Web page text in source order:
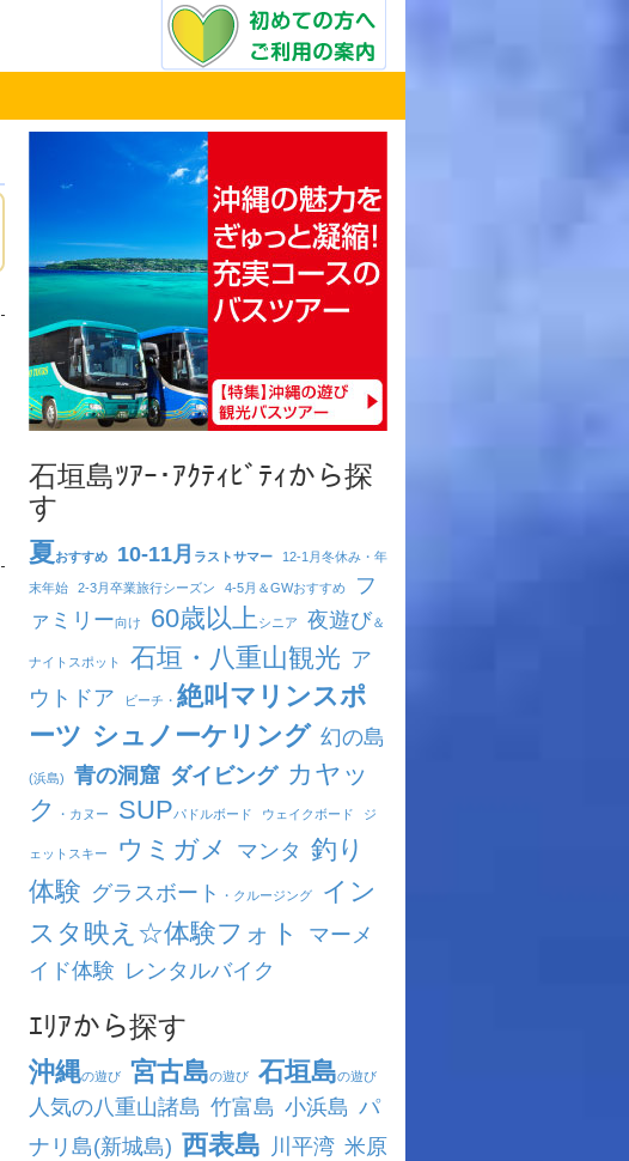
石垣島ﾂｱｰ･ｱｸﾃｨﾋﾞﾃｨから探
す
夏おすすめ 10-11月 ラストサマー 12-1月冬休み・年
末年始 2-3月卒業旅行シーズン 4-5月 ＆GWおすすめ
フ
ァミリー向け 60歳以上シニア 夜遊び＆
ナイトスポット 石垣・八重山観光 ア
ウトドア
ビーチ・ 絶叫マリンスポ
ーツ シュノーケリング 幻の島
(浜島) 青の洞窟 ダイビング カヤッ
ク
・カヌー SUPパドルボード ウェイクボード ジ
ェットスキー ウミガメ マンタ 釣り
体験 グラスボート ・クルージング
イン
スタ映え☆体験フォト
マーメ
イド体験 レンタルバイク
ｴﾘｱから探す
沖縄の遊び 宮古島の遊び 石垣島の遊び
人気の八重山諸島 竹富島 小浜島 パ
ナリ島(新城島) 西表島 川平湾 米原